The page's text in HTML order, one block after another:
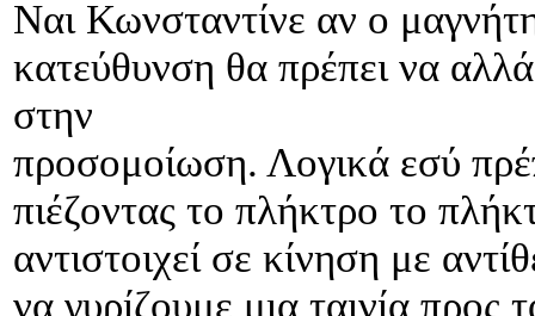
Ναι Κωνσταντίνε αν ο
κατεύθυνση θα πρέπει να
στην
προσομοίωση. Λογικά εσύ
πιέζοντας το πλήκτρο το
αντιστοιχεί σε κίνηση με
να γυρίζουμε μια ταινία